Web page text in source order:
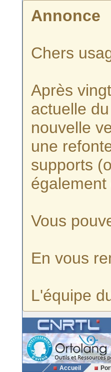
Annonce
Chers
Après
actuelle
nouvelle
une
supports
Vous
En vous
L'équipe
Accueil